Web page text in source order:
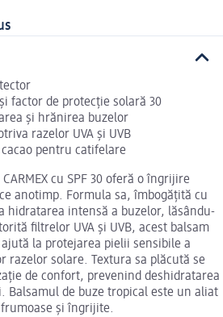
factor de protecție solară 30
și hrănirea buzelor
razelor UVA și UVB
pentru catifelare
cu SPF 30 oferă o îngrijire
anotimp. Formula sa, îmbogățită cu
hidratarea intensă a buzelor, lăsându-
filtrelor UVA și UVB, acest balsam
la protejarea pielii sensibile a
razelor solare. Textura sa plăcută se
de confort, prevenind deshidratarea
Balsamul de buze tropical este un aliat
și îngrijite.